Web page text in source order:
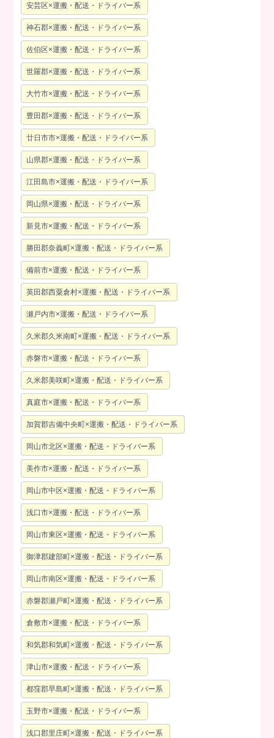
安芸区×運搬・配送・ドライバー系
神石郡×運搬・配送・ドライバー系
佐伯区×運搬・配送・ドライバー系
世羅郡×運搬・配送・ドライバー系
大竹市×運搬・配送・ドライバー系
豊田郡×運搬・配送・ドライバー系
廿日市市×運搬・配送・ドライバー系
山県郡×運搬・配送・ドライバー系
江田島市×運搬・配送・ドライバー系
岡山県×運搬・配送・ドライバー系
新見市×運搬・配送・ドライバー系
勝田郡奈義町×運搬・配送・ドライバー系
備前市×運搬・配送・ドライバー系
英田郡西粟倉村×運搬・配送・ドライバー系
瀬戸内市×運搬・配送・ドライバー系
久米郡久米南町×運搬・配送・ドライバー系
赤磐市×運搬・配送・ドライバー系
久米郡美咲町×運搬・配送・ドライバー系
真庭市×運搬・配送・ドライバー系
加賀郡吉備中央町×運搬・配送・ドライバー系
岡山市北区×運搬・配送・ドライバー系
美作市×運搬・配送・ドライバー系
岡山市中区×運搬・配送・ドライバー系
浅口市×運搬・配送・ドライバー系
岡山市東区×運搬・配送・ドライバー系
御津郡建部町×運搬・配送・ドライバー系
岡山市南区×運搬・配送・ドライバー系
赤磐郡瀬戸町×運搬・配送・ドライバー系
倉敷市×運搬・配送・ドライバー系
和気郡和気町×運搬・配送・ドライバー系
津山市×運搬・配送・ドライバー系
都窪郡早島町×運搬・配送・ドライバー系
玉野市×運搬・配送・ドライバー系
浅口郡里庄町×運搬・配送・ドライバー系